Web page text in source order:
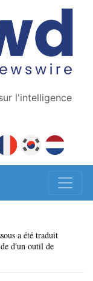
l'intelligence
a été traduit
d'un outil de